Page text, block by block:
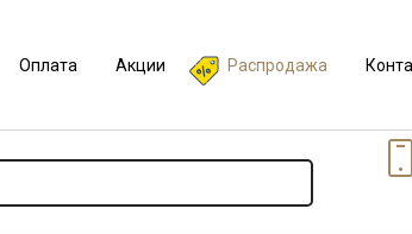
Оплата Акции Распродажа